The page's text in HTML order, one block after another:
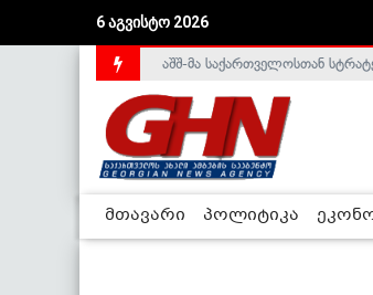
6 აგვისტო 2026
საქართველოს დე-ფაქტო
აშშ-მა საქართველოსთან
მთავარი პოლიტიკა